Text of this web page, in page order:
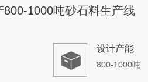
1000吨砂石料生产线
设计产能
800-1000吨